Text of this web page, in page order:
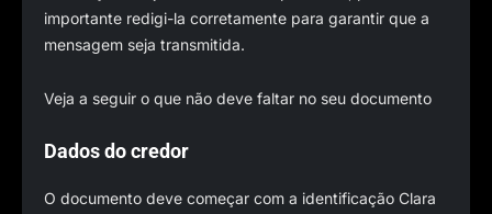
importante redigi-la corretamente para garantir que a
mensagem seja transmitida.
Veja a seguir o que não deve faltar no seu documento
Dados do credor
O documento deve começar com a identificação Clara